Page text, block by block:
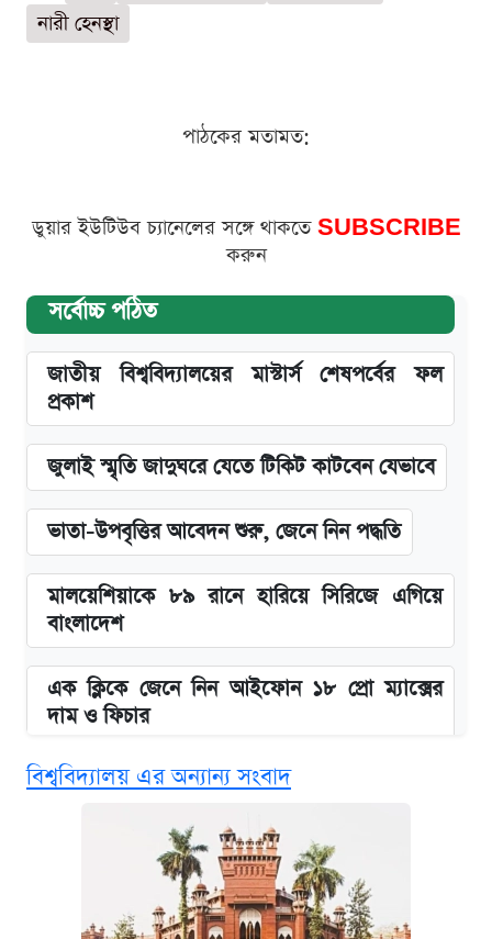
নারী হেনস্থা
পাঠকের মতামত:
ডুয়ার ইউটিউব চ্যানেলের সঙ্গে থাকতে SUBSCRIBE
করুন
সর্বোচ্চ পঠিত
জাতীয় বিশ্ববিদ্যালয়ের মাস্টার্স শেষপর্বের ফল
প্রকাশ
জুলাই স্মৃতি জাদুঘরে যেতে টিকিট কাটবেন যেভাবে
ভাতা-উপবৃত্তির আবেদন শুরু, জেনে নিন পদ্ধতি
মালয়েশিয়াকে ৮৯ রানে হারিয়ে সিরিজে এগিয়ে
বাংলাদেশ
এক ক্লিকে জেনে নিন আইফোন ১৮ প্রো ম্যাক্সের
দাম ও ফিচার
নবম জাতীয় পে-স্কেল নিয়ে সর্বশেষ যা জানা গেল
পাঁচ দপ্তরে নতুন সচিব নিয়োগ দিল সরকার
আজকের বাজারে স্বর্ণ-রুপার দাম (৫ আগস্ট)
বিশ্ববিদ্যালয় এর অন্যান্য সংবাদ